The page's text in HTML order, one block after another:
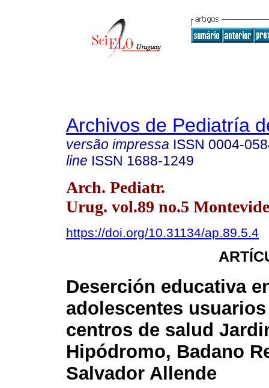
Archivos de Pediatría
versão impressa ISSN 0004-
line ISSN 1688-1249
Arch. Pediatr.
Urug. vol.89 no.5
https://doi.org/10.31134/ap.89.5.4
Deserción educativa
adolescentes
centros de salud
Hipódromo, Badano
Salvador Allende